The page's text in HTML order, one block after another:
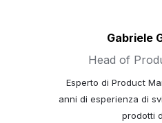
Gabriele
Head of
Esperto di Product
anni di esperienza di
prodotti